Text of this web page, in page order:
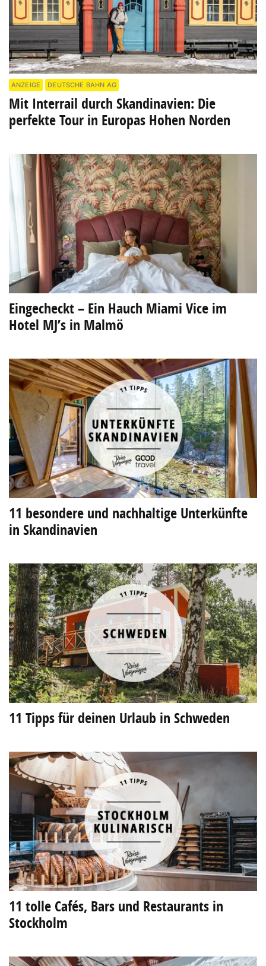
ANZEIGE DEUTSCHE BAHN AG
Mit Interrail durch Skandinavien: Die
perfekte Tour in Europas Hohen Norden
Eingecheckt – Ein Hauch Miami Vice im
Hotel MJ’s in Malmö
11 besondere und nachhaltige Unterkünfte
in Skandinavien
11 Tipps für deinen Urlaub in Schweden
11 tolle Cafés, Bars und Restaurants in
Stockholm